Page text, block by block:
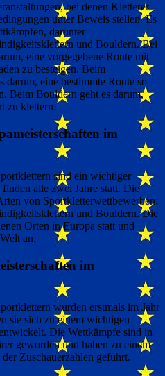
bei denen Kletterer
unter Beweis stellen. Es
darunter
und Bouldern. Bei
eine vorgegebene Route mit
zu besteigen. Beim
darum, eine bestimmte Route so
Beim Bouldern geht es darum,
zu klettern.
im
sind ein wichtiger
alle zwei Jahre statt. Die
von Sportkletterwettbewerben:
und Bouldern. Die
Orten in Europa statt und
an.
im
wurden erstmals im Jahr
sie sich zu einem wichtigen
Die Wettkämpfe sind in
geworden und haben zu einem
Zuschauerzahlen geführt.